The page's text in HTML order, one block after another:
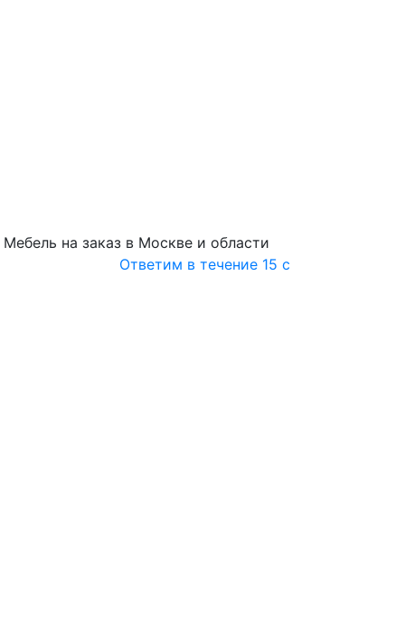
Мебель на заказ в Москве и области
Ответим в течение 15 с